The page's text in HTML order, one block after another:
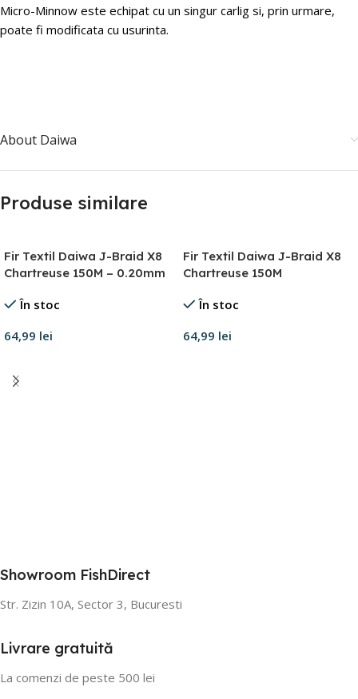
Micro-Minnow este echipat cu un singur carlig si, prin urmare,
poate fi modificata cu usurinta.
About Daiwa
Produse similare
Fir Textil Daiwa J-Braid X8
Chartreuse 150M – 0.20mm
În stoc
64,99 lei
Fir Textil Daiwa J-Braid X8
Chartreuse 150M
În stoc
64,99 lei
Showroom FishDirect
Str. Zizin 10A, Sector 3, Bucuresti
Livrare gratuită
La comenzi de peste 500 lei